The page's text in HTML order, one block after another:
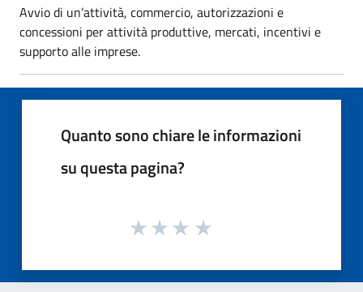
Avvio di un’attività, commercio, autorizzazioni e
concessioni per attività produttive, mercati, incentivi e
supporto alle imprese.
Quanto sono chiare le informazioni
su questa pagina?